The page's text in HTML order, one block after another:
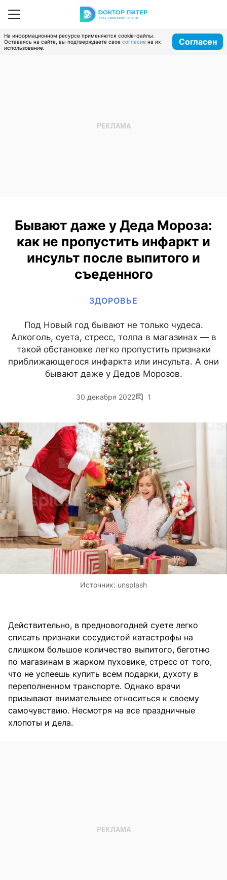
На информационном ресурсе применяются cookie-файлы.
Оставаясь на сайте, вы подтверждаете свое согласие на их
использование.
Согласен
Бывают даже у Деда Мороза:
как не пропустить инфаркт и
инсульт после выпитого и
съеденного
ЗДОРОВЬЕ
Под Новый год бывают не только чудеса.
Алкоголь, суета, стресс, толпа в магазинах — в
такой обстановке легко пропустить признаки
приближающегося инфаркта или инсульта. А они
бывают даже у Дедов Морозов.
30 декабря 2022 1
Источник: unsplash
Действительно, в предновогодней суете легко
списать признаки сосудистой катастрофы на
слишком большое количество выпитого, беготню
по магазинам в жарком пуховике, стресс от того,
что не успеешь купить всем подарки, духоту в
переполненном транспорте. Однако врачи
призывают внимательнее относиться к своему
самочувствию. Несмотря на все праздничные
хлопоты и дела.